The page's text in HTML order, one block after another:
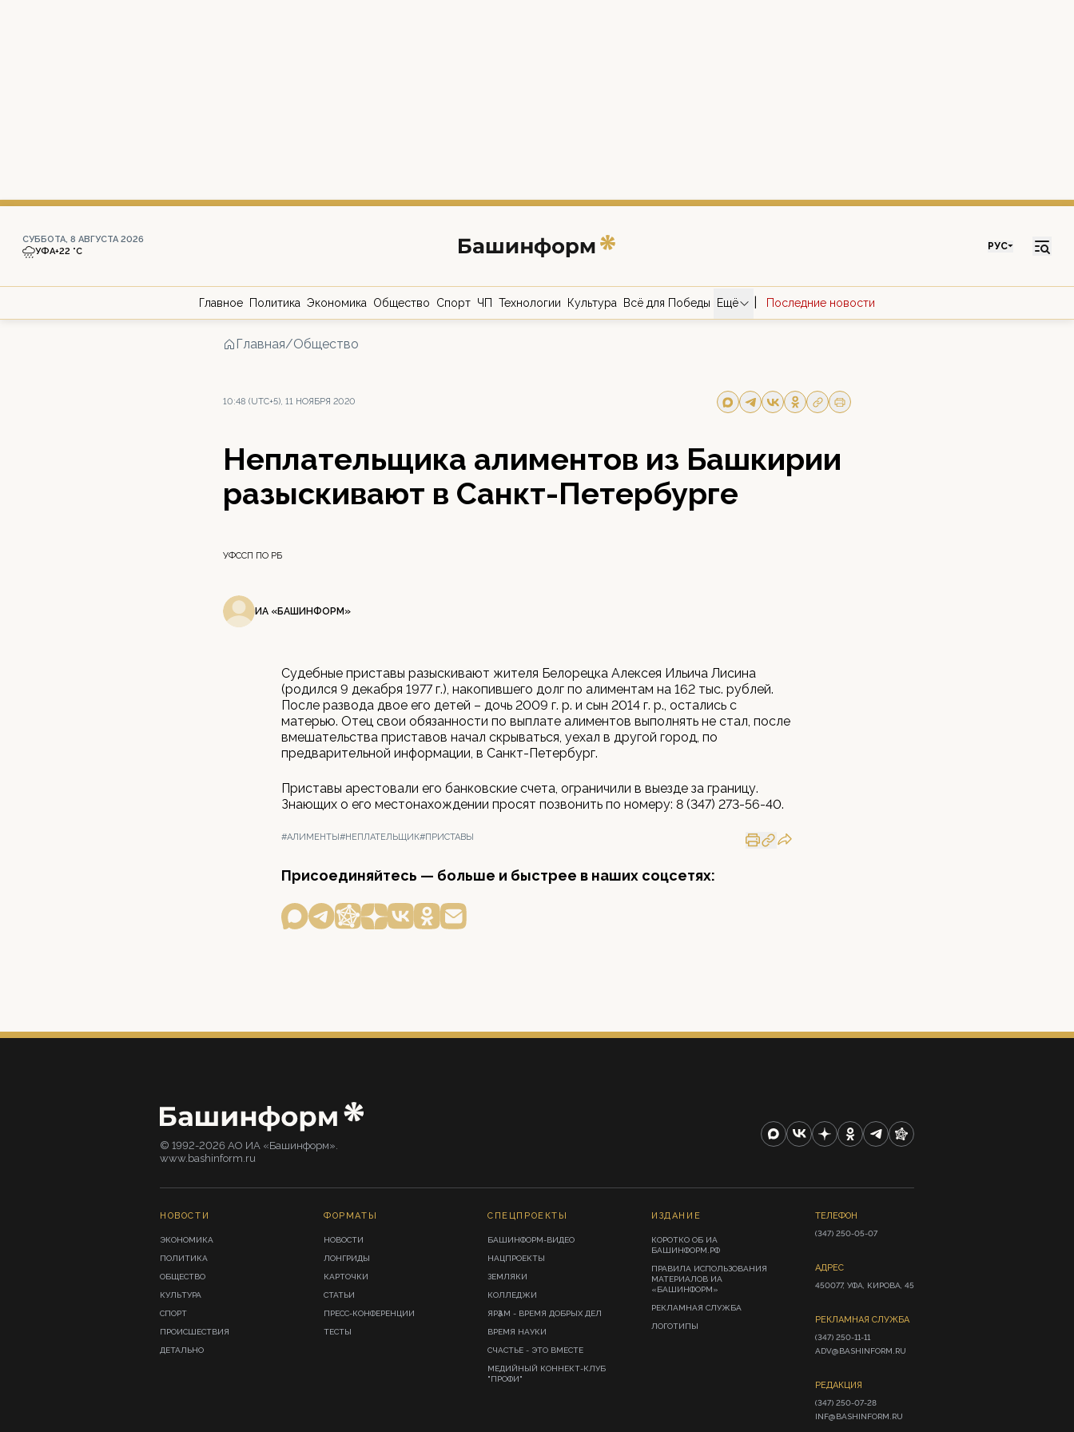
СУББОТА, 8 АВГУСТА 2026
УФА+22 °С РУС
Главное Политика Экономика Общество Спорт ЧП Технологии Культура Всё для Победы Ещё Последние новости
Главная/Общество
10:48 (UTC+5), 11 НОЯБРЯ 2020
Неплательщика алиментов из Башкирии
разыскивают в Санкт-Петербурге
УФССП ПО РБ
ИА «БАШИНФОРМ»
Судебные приставы разыскивают жителя Белорецка Алексея Ильича Лисина
(родился 9 декабря 1977 г.), накопившего долг по алиментам на 162 тыс. рублей.
После развода двое его детей – дочь 2009 г. р. и сын 2014 г. р., остались с
матерью. Отец свои обязанности по выплате алиментов выполнять не стал, после
вмешательства приставов начал скрываться, уехал в другой город, по
предварительной информации, в Санкт-Петербург.
Приставы арестовали его банковские счета, ограничили в выезде за границу.
Знающих о его местонахождении просят позвонить по номеру: 8 (347) 273-56-40.
#АЛИМЕНТЫ#НЕПЛАТЕЛЬЩИК#ПРИСТАВЫ
Присоединяйтесь — больше и быстрее в наших соцсетях:
© 1992-2026 АО ИА «Башинформ».
www.bashinform.ru
НОВОСТИ
ЭКОНОМИКА
ПОЛИТИКА
ОБЩЕСТВО
КУЛЬТУРА
СПОРТ
ПРОИСШЕСТВИЯ
ДЕТАЛЬНО
ФОРМАТЫ
НОВОСТИ
ЛОНГРИДЫ
КАРТОЧКИ
СТАТЬИ
ПРЕСС-КОНФЕРЕНЦИИ
ТЕСТЫ
СПЕЦПРОЕКТЫ
БАШИНФОРМ-ВИДЕО
НАЦПРОЕКТЫ
ЗЕМЛЯКИ
КОЛЛЕДЖИ
ЯРҘАМ - ВРЕМЯ ДОБРЫХ ДЕЛ
ВРЕМЯ НАУКИ
СЧАСТЬЕ - ЭТО ВМЕСТЕ
МЕДИЙНЫЙ КОННЕКТ-КЛУБ
"ПРОФИ"
ИЗДАНИЕ
КОРОТКО ОБ ИА
БАШИНФОРМ.РФ
ПРАВИЛА ИСПОЛЬЗОВАНИЯ
МАТЕРИАЛОВ ИА
«БАШИНФОРМ»
РЕКЛАМНАЯ СЛУЖБА
ЛОГОТИПЫ
ТЕЛЕФОН
(347) 250-05-07
АДРЕС
450077, УФА, КИРОВА, 45
РЕКЛАМНАЯ СЛУЖБА
(347) 250-11-11
ADV@BASHINFORM.RU
РЕДАКЦИЯ
(347) 250-07-28
INF@BASHINFORM.RU